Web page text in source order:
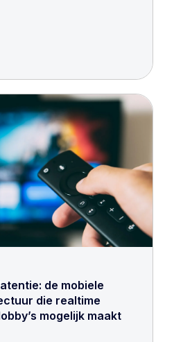
de mobiele
die realtime
mogelijk maakt